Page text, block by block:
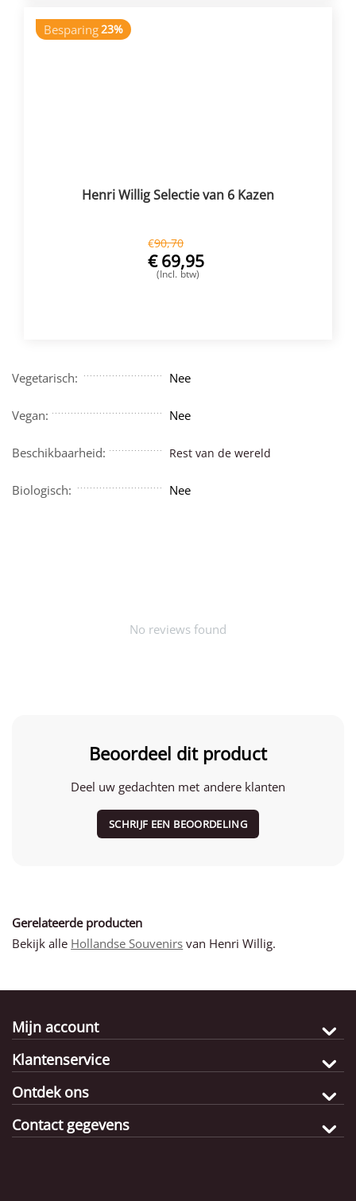
Besparing23%
Henri Willig Selectie van 6 Kazen
€90,70
€69,95
(Incl. btw)
Vegetarisch: Nee
Vegan: Nee
Beschikbaarheid: Rest van de wereld
Biologisch: Nee
No reviews found
Beoordeel dit product
Deel uw gedachten met andere klanten
SCHRIJF EEN BEOORDELING
Gerelateerde producten
Bekijk alle Hollandse Souvenirs van Henri Willig.
Mijn account
Klantenservice
Ontdek ons
Contact gegevens